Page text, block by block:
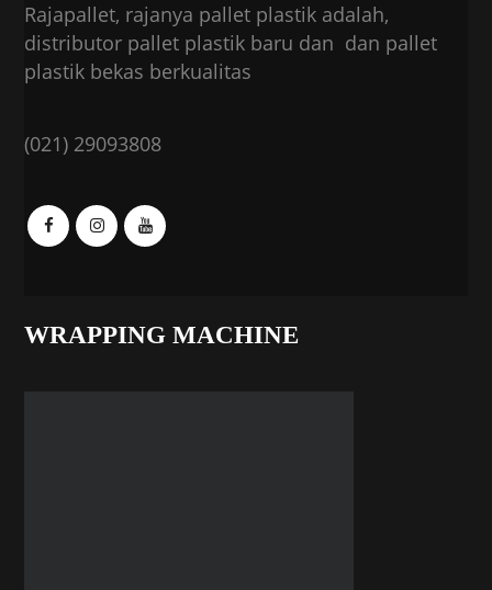
Rajapallet, rajanya pallet plastik adalah,
distributor pallet plastik baru dan dan pallet
plastik bekas berkualitas
(021) 29093808
WRAPPING MACHINE